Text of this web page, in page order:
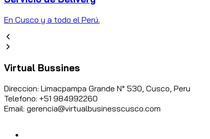
En Cusco y a todo el Perú.
Virtual Bussines
Direccion: Limacpampa Grande N° 530, Cusco, Peru
Telefono: +51 984992260
Email: gerencia@virtualbusinesscusco.com